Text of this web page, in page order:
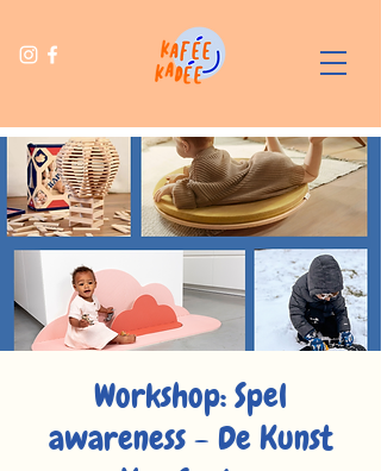
Workshop: Spel
awareness - De Kunst